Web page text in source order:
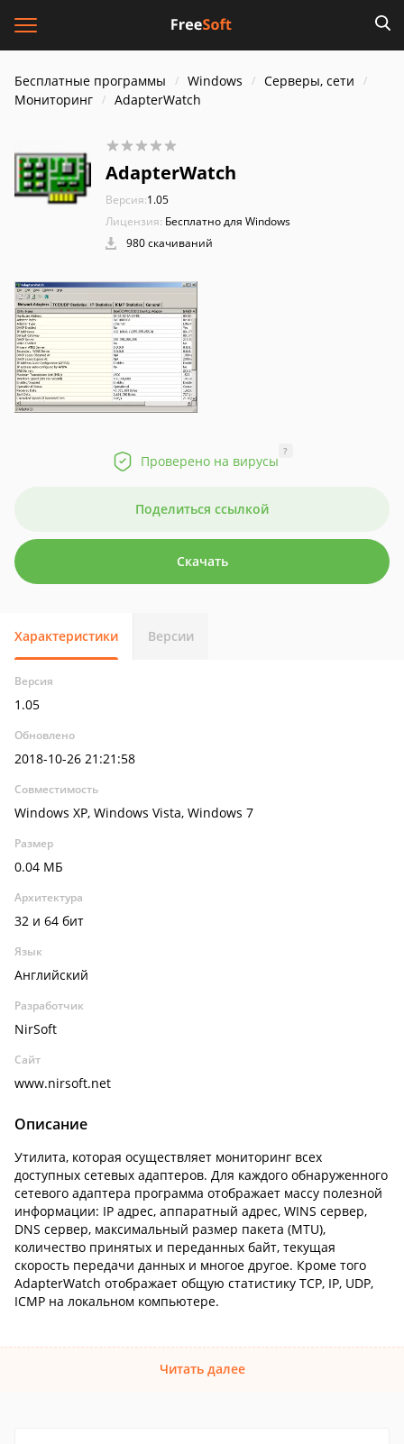
Бесплатные программы Windows
Серверы, сети
Мониторинг
AdapterWatch
AdapterWatch
Версия:1.05
Лицензия: Бесплатно для Windows
980 скачиваний
Проверено на вирусы
?
Поделиться ссылкой
Скачать
Характеристики Версии
Версия
1.05
Обновлено
2018-10-26 21:21:58
Совместимость
Windows XP, Windows Vista, Windows 7
Размер
0.04 МБ
Архитектура
32 и 64 бит
Язык
Английский
Разработчик
NirSoft
Сайт
www.nirsoft.net
Описание
Утилита, которая осуществляет мониторинг всех
доступных сетевых адаптеров. Для каждого обнаруженного
сетевого адаптера программа отображает массу полезной
информации: IP адрес, аппаратный адрес, WINS сервер,
DNS сервер, максимальный размер пакета (MTU),
количество принятых и переданных байт, текущая
скорость передачи данных и многое другое. Кроме того
AdapterWatch отображает общую статистику TCP, IP, UDP,
ICMP на локальном компьютере.
Читать далее